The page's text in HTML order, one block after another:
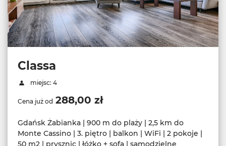
Classa
miejsc: 4
Cena już od 288,00 zł
Gdańsk Żabianka | 900 m do plaży | 2,5 km do
Monte Cassino | 3. piętro | balkon | WiFi | 2 pokoje |
50 m2 | prysznic | łóżko + sofa | samodzielne